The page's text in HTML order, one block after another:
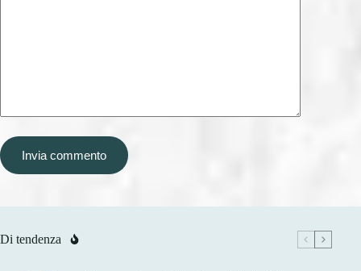
Invia commento
Di tendenza